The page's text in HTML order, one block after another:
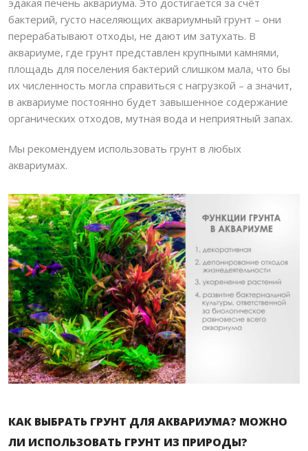
эдакая печень аквариума. Это достигается за счёт
бактерий, густо населяющих аквариумный грунт – они
перерабатывают отходы, не дают им затухать. В
аквариуме, где грунт представлен крупными камнями,
площадь для поселения бактерий слишком мала, что бы
их численность могла справиться с нагрузкой – а значит,
в аквариуме постоянно будет завышенное содержание
органических отходов, мутная вода и неприятный запах.
Мы рекомендуем использовать грунт в любых
аквариумах.
КАК ВЫБРАТЬ ГРУНТ ДЛЯ АКВАРИУМА? МОЖНО
ЛИ ИСПОЛЬЗОВАТЬ ГРУНТ ИЗ ПРИРОДЫ?